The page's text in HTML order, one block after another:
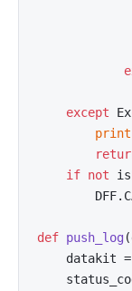
except
print
if not
def push_log (
datakit